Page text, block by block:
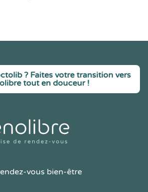
? Faites votre transition vers
tout en douceur !
vous bien-être